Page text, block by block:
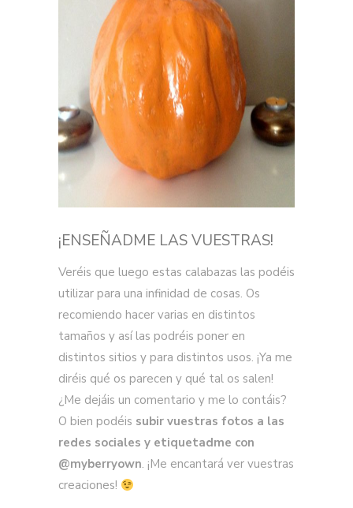
¡ENSEÑADME LAS VUESTRAS!
Veréis que luego estas calabazas las podéis
utilizar para una infinidad de cosas. Os
recomiendo hacer varias en distintos
tamaños y así las podréis poner en
distintos sitios y para distintos usos. ¡Ya me
diréis qué os parecen y qué tal os salen!
¿Me dejáis un comentario y me lo contáis?
O bien podéis subir vuestras fotos a las
redes sociales y etiquetadme con
@myberryown. ¡Me encantará ver vuestras
creaciones!